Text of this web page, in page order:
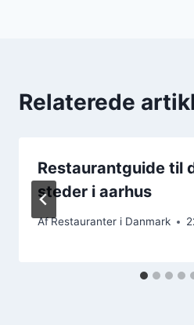
Relaterede
Restaurantguide til
steder i aarhus
AfRestauranter i Danmark